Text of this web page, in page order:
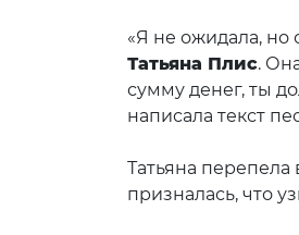
«Я не ожидала, но
Татьяна Плис.
сумму денег, ты
написала
Татьяна
призналась, что